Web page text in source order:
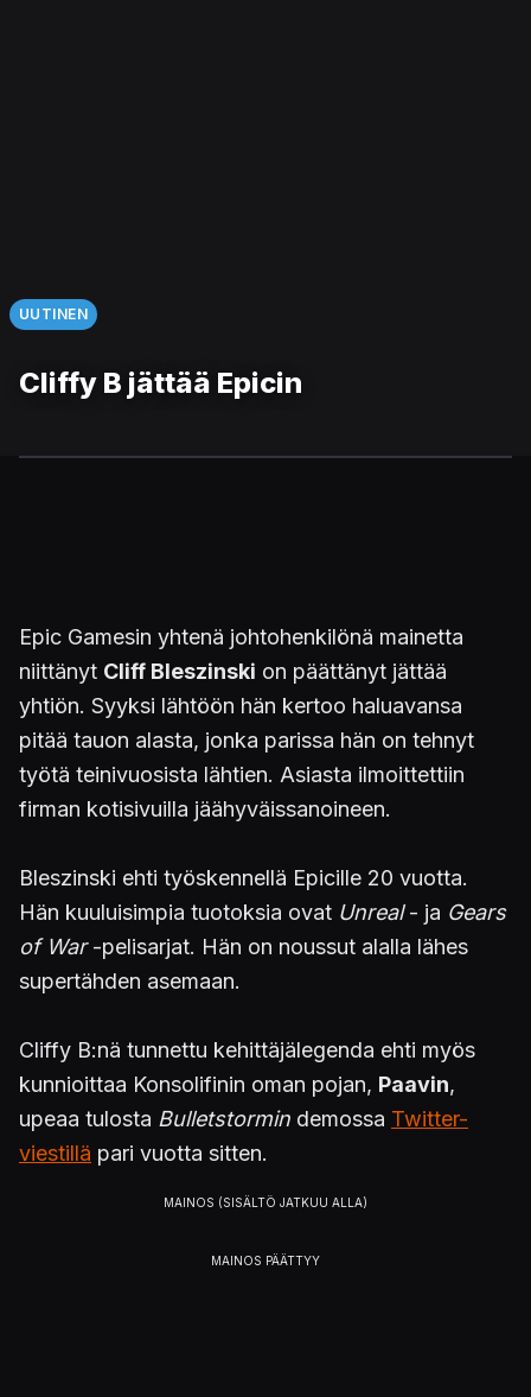
UUTINEN
Cliffy B jättää Epicin
Epic Gamesin yhtenä johtohenkilönä mainetta
niittänyt Cliff Bleszinski on päättänyt jättää
yhtiön. Syyksi lähtöön hän kertoo haluavansa
pitää tauon alasta, jonka parissa hän on tehnyt
työtä teinivuosista lähtien. Asiasta ilmoittettiin
firman kotisivuilla jäähyväissanoineen.
Bleszinski ehti työskennellä Epicille 20 vuotta.
Hän kuuluisimpia tuotoksia ovat Unreal- ja Gears
of War-pelisarjat. Hän on noussut alalla lähes
supertähden asemaan.
Cliffy B:nä tunnettu kehittäjälegenda ehti myös
kunnioittaa Konsolifinin oman pojan, Paavin,
upeaa tulosta Bulletstormin demossa Twitter-
viestillä pari vuotta sitten.